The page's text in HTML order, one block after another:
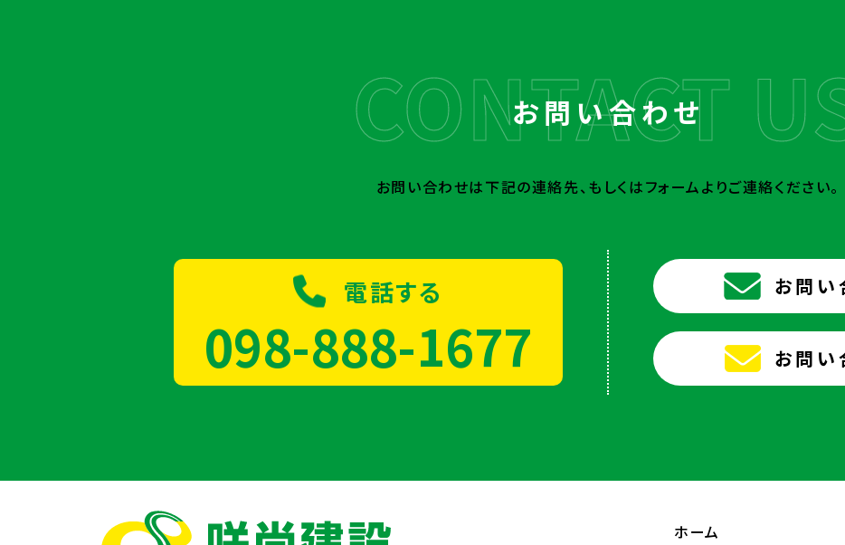
お問い合わせ
お問い合わせは下記の連絡先、もしくはフォームよりご連絡ください。
電話する
098-888-1677
お問い
お問い
ホーム